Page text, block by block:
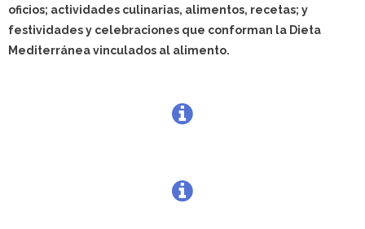
oficios; actividades culinarias, alimentos, recetas; y
festividades y celebraciones que conforman la Dieta
Mediterránea vinculados al alimento.